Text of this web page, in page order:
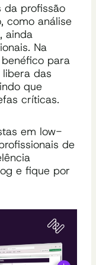
da profissão
como análise
ainda
Na
para
das
que
críticas.
em low-
de
e fique por